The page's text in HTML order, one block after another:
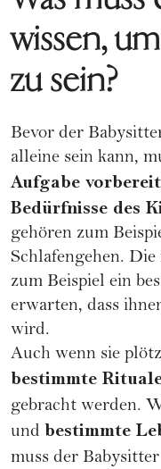
wissen,
zu sein?
Bevor der
alleine sein kann,
Aufgabe
Bedürfnisse des
gehören zum
Schlafengehen.
zum Beispiel ein
erwarten, dass
wird.
Auch wenn sie
bestimmte
gebracht werden.
und bestimmte
muss der